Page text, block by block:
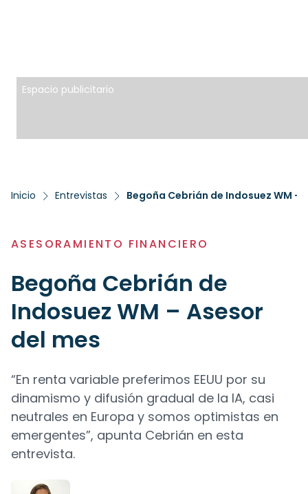
Espacio publicitario
Inicio Entrevistas Begoña Cebrián de Indosuez WM –
ASESORAMIENTO FINANCIERO
Begoña Cebrián de
Indosuez WM – Asesor
del mes
“En renta variable preferimos EEUU por su
dinamismo y difusión gradual de la IA, casi
neutrales en Europa y somos optimistas en
emergentes”, apunta Cebrián en esta
entrevista.